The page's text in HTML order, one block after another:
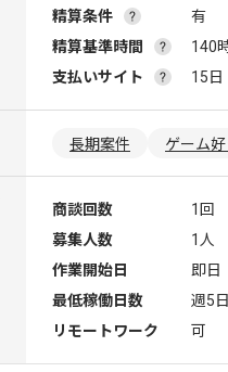
精算条件
有
精算基準時間
140
支払いサイト
15日
長期案件 ゲーム
商談回数
1回
募集人数
1人
作業開始日
即日
最低稼働日数
週5日
リモートワーク
可